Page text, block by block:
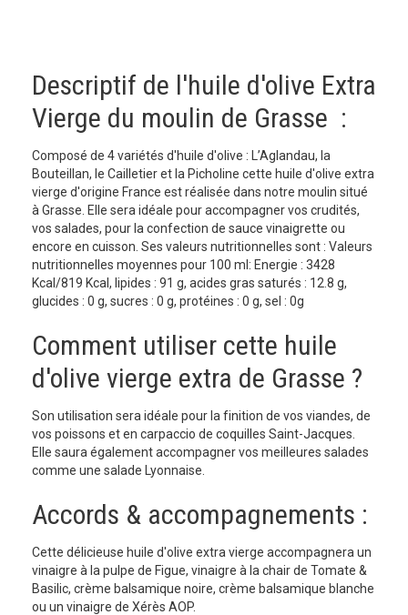
Descriptif de l'huile d'olive Extra
Vierge du moulin de Grasse :
Composé de 4 variétés d'huile d'olive : L’Aglandau, la
Bouteillan, le Cailletier et la Picholine cette huile d'olive extra
vierge d'origine France est réalisée dans notre moulin situé
à Grasse. Elle sera idéale pour accompagner vos crudités,
vos salades, pour la confection de sauce vinaigrette ou
encore en cuisson. Ses valeurs nutritionnelles sont : Valeurs
nutritionnelles moyennes pour 100 ml: Energie : 3428
Kcal/819 Kcal, lipides : 91 g, acides gras saturés : 12.8 g,
glucides : 0 g, sucres : 0 g, protéines : 0 g, sel : 0g
Comment utiliser cette huile
d'olive vierge extra de Grasse ?
Son utilisation sera idéale pour la finition de vos viandes, de
vos poissons et en carpaccio de coquilles Saint-Jacques.
Elle saura également accompagner vos meilleures salades
comme une salade Lyonnaise.
Accords & accompagnements :
Cette délicieuse huile d'olive extra vierge accompagnera un
vinaigre à la pulpe de Figue, vinaigre à la chair de Tomate &
Basilic, crème balsamique noire, crème balsamique blanche
ou un vinaigre de Xérès AOP.